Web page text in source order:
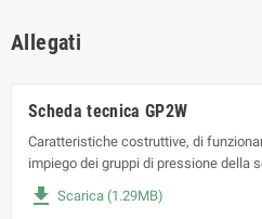
Allegati
Scheda tecnica GP2W
Caratteristiche costruttive, di
impiego dei gruppi di pressione della
file_download Scarica (1.29MB)